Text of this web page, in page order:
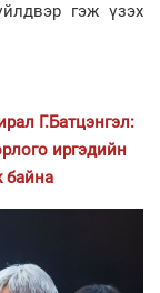
гэж үзэх
Г.Батцэнгэл:
иргэдийн
байна